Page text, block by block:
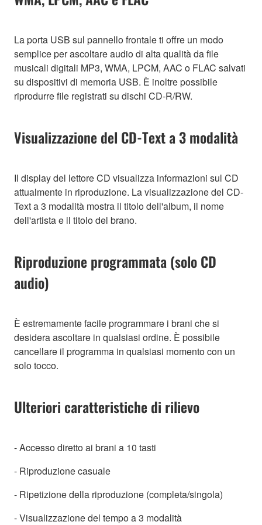
La porta USB sul pannello frontale ti offre un modo
semplice per ascoltare audio di alta qualità da file
musicali digitali MP3, WMA, LPCM, AAC o FLAC salvati
su dispositivi di memoria USB. È inoltre possibile
riprodurre file registrati su dischi CD-R/RW.
Visualizzazione del CD-Text a 3 modalità
Il display del lettore CD visualizza informazioni sul CD
attualmente in riproduzione. La visualizzazione del CD-
Text a 3 modalità mostra il titolo dell'album, il nome
dell'artista e il titolo del brano.
Riproduzione programmata (solo CD
audio)
È estremamente facile programmare i brani che si
desidera ascoltare in qualsiasi ordine. È possibile
cancellare il programma in qualsiasi momento con un
solo tocco.
Ulteriori caratteristiche di rilievo
- Accesso diretto ai brani a 10 tasti
- Riproduzione casuale
- Ripetizione della riproduzione (completa/singola)
- Visualizzazione del tempo a 3 modalità